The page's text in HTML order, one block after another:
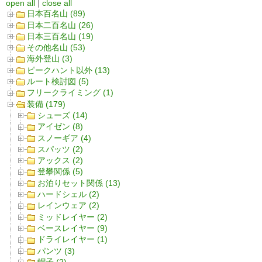
open all
close all
日本百名山 (89)
日本二百名山 (26)
日本三百名山 (19)
その他名山 (53)
海外登山 (3)
ピークハント以外 (13)
ルート検討図 (5)
フリークライミング (1)
装備 (179)
シューズ (14)
アイゼン (8)
スノーギア (4)
スパッツ (2)
アックス (2)
登攀関係 (5)
お泊りセット関係 (13)
ハードシェル (2)
レインウェア (2)
ミッドレイヤー (2)
ベースレイヤー (9)
ドライレイヤー (1)
パンツ (3)